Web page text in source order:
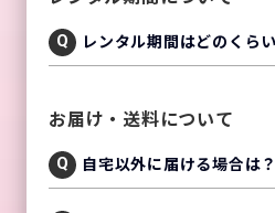
レンタル期間はどのくら
お届け・送料について
自宅以外に届ける場合は？